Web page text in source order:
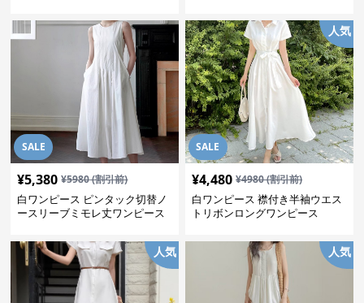
SALE
¥5,380 ¥5980(割引前)
白ワンピース ピンタック切替ノ
ースリーブミモレ丈ワンピース
SALE
人気
¥4,480 ¥4980(割引前)
白ワンピース 襟付き半袖ウエス
トリボンロングワンピース
人気 人気